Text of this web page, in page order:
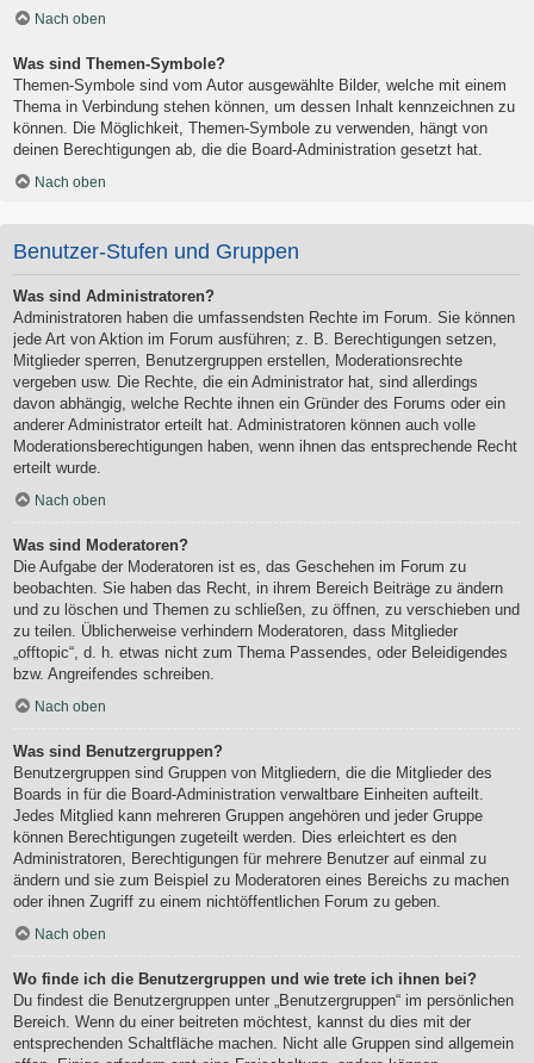
Nach oben
Was sind Themen-Symbole?
Themen-Symbole sind vom Autor ausgewählte Bilder, welche mit einem
Thema in Verbindung stehen können, um dessen Inhalt kennzeichnen zu
können. Die Möglichkeit, Themen-Symbole zu verwenden, hängt von
deinen Berechtigungen ab, die die Board-Administration gesetzt hat.
Nach oben
Benutzer-Stufen und Gruppen
Was sind Administratoren?
Administratoren haben die umfassendsten Rechte im Forum. Sie können
jede Art von Aktion im Forum ausführen; z. B. Berechtigungen setzen,
Mitglieder sperren, Benutzergruppen erstellen, Moderationsrechte
vergeben usw. Die Rechte, die ein Administrator hat, sind allerdings
davon abhängig, welche Rechte ihnen ein Gründer des Forums oder ein
anderer Administrator erteilt hat. Administratoren können auch volle
Moderationsberechtigungen haben, wenn ihnen das entsprechende Recht
erteilt wurde.
Nach oben
Was sind Moderatoren?
Die Aufgabe der Moderatoren ist es, das Geschehen im Forum zu
beobachten. Sie haben das Recht, in ihrem Bereich Beiträge zu ändern
und zu löschen und Themen zu schließen, zu öffnen, zu verschieben und
zu teilen. Üblicherweise verhindern Moderatoren, dass Mitglieder
„offtopic“, d. h. etwas nicht zum Thema Passendes, oder Beleidigendes
bzw. Angreifendes schreiben.
Nach oben
Was sind Benutzergruppen?
Benutzergruppen sind Gruppen von Mitgliedern, die die Mitglieder des
Boards in für die Board-Administration verwaltbare Einheiten aufteilt.
Jedes Mitglied kann mehreren Gruppen angehören und jeder Gruppe
können Berechtigungen zugeteilt werden. Dies erleichtert es den
Administratoren, Berechtigungen für mehrere Benutzer auf einmal zu
ändern und sie zum Beispiel zu Moderatoren eines Bereichs zu machen
oder ihnen Zugriff zu einem nichtöffentlichen Forum zu geben.
Nach oben
Wo finde ich die Benutzergruppen und wie trete ich ihnen bei?
Du findest die Benutzergruppen unter „Benutzergruppen“ im persönlichen
Bereich. Wenn du einer beitreten möchtest, kannst du dies mit der
entsprechenden Schaltfläche machen. Nicht alle Gruppen sind allgemein